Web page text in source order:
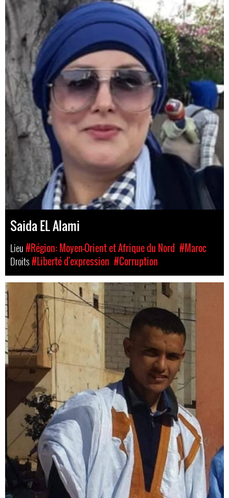
Saida EL Alami
Lieu#Région: Moyen-Orient et Afrique du Nord #Maroc
Droits#Liberté d'expression #Corruption